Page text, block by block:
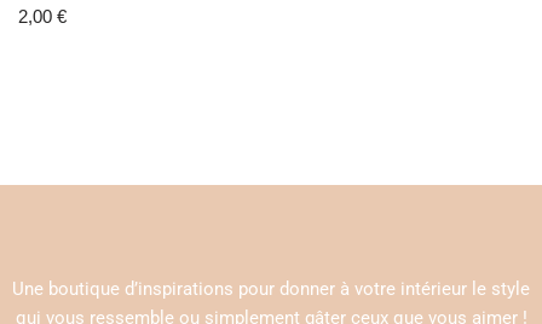
2,00 €
Une boutique d’inspirations pour donner à votre intérieur le style
qui vous ressemble ou simplement gâter ceux que vous aimer !